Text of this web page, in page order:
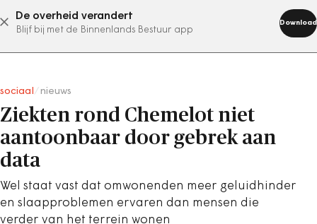
De overheid verandert
Blijf bij met de Binnenlands Bestuur app
Download
abonneer nu
sociaal nieuws
Ziekten rond Chemelot niet
aantoonbaar door gebrek aan
data
Wel staat vast dat omwonenden meer geluidhinder
en slaapproblemen ervaren dan mensen die
verder van het terrein wonen